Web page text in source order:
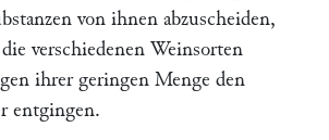
von ihnen abzuscheiden,
verschiedenen Weinsorten
ihrer geringen Menge den
entgingen.